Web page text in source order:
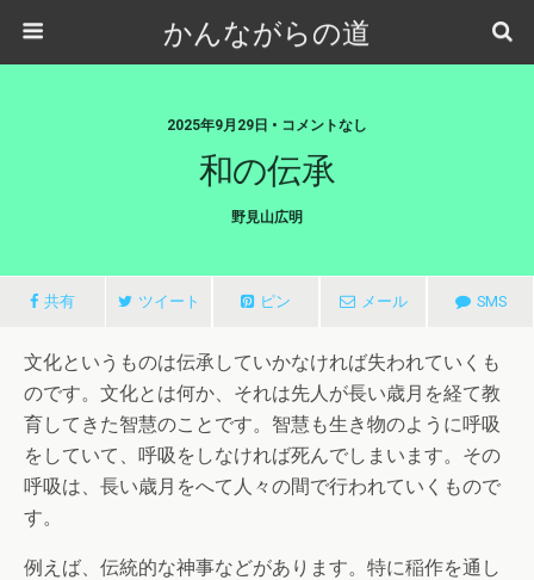
かんながらの道
2025年9月29日 • コメントなし
和の伝承
野見山広明
共有 ツイート ピン メール SMS
文化というものは伝承していかなければ失われていくも
のです。文化とは何か、それは先人が長い歳月を経て教
育してきた智慧のことです。智慧も生き物のように呼吸
をしていて、呼吸をしなければ死んでしまいます。その
呼吸は、長い歳月をへて人々の間で行われていくもので
す。
例えば、伝統的な神事などがあります。特に稲作を通し